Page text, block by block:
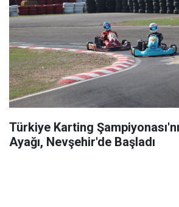
Türkiye Karting
Ayağı, Nevşehir'de Başladı